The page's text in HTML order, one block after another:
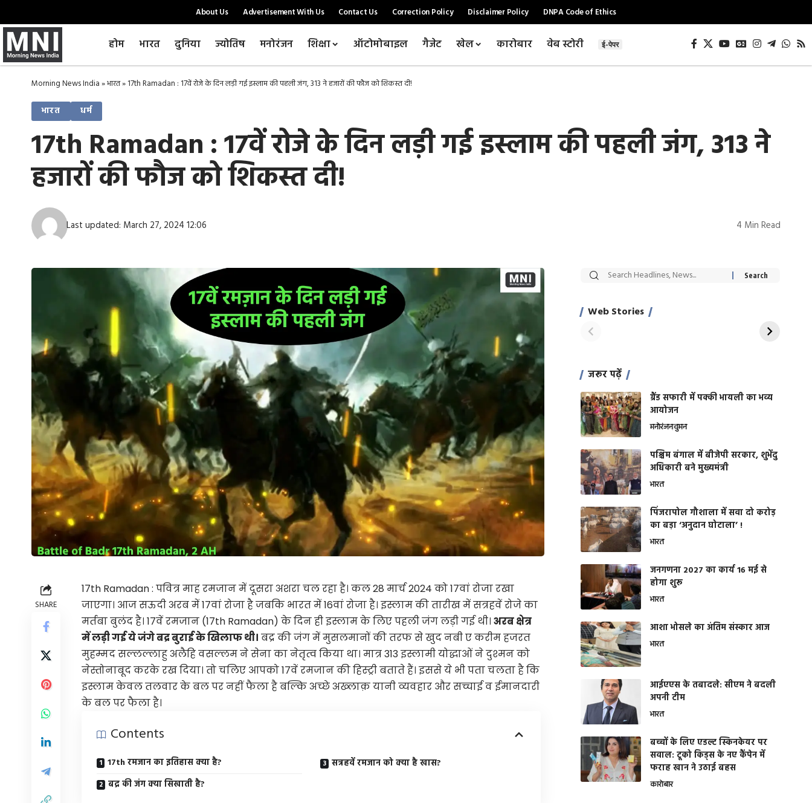
About Us Advertisement With Us Contact Us Correction Policy Disclaimer Policy DNPA Code of Ethics
होम भारत दुनिया ज्योतिष मनोरंजन शिक्षा ऑटोमोबाइल गैजेट खेल कारोबार वेब स्टोरी ई-पेपर
Morning News India»भारत»17th Ramadan : 17वें रोजे के दिन लड़ी गई इस्लाम की पहली जंग, 313 ने हजारों की फौज को शिकस्त दी!
भारत धर्म
17th Ramadan : 17वें रोजे के दिन लड़ी गई इस्लाम की पहली जंग, 313 ने
हजारों की फौज को शिकस्त दी!
Last updated: March 27, 2024 12:06 4 Min Read
SHARE
17th Ramadan : पवित्र माह रमजान में दूसरा अशरा चल रहा है। कल 28 मार्च 2024 को 17वां रोजा रखा
जाएगा। आज सऊदी अरब में 17वां रोजा है जबकि भारत में 16वां रोजा है। इस्लाम की तारीख में सत्रहवें रोजे का
मर्तबा बुलंद है। 17वें रमजान (17th Ramadan) के दिन ही इस्लाम के लिए पहली जंग लड़ी गई थी।अरब क्षेत्र
में लड़ी गई ये जंगे बद्र बुराई के खिलाफ थी। बद्र की जंग में मुसलमानों की तरफ से खुद नबी ए करीम हजरत
मुहम्मद सल्लल्लाहु अलैहि वसल्लम ने सेना का नेतृत्व किया था। मात्र 313 इस्लामी योद्धाओं ने दुश्मन को
नेस्तोनाबूद करके रख दिया। तो चलिए आपको 17वें रमजान की हिस्ट्री बताते हैं। इससे ये भी पता चलता है कि
इस्लाम केवल तलवार के बल पर नहीं फैला है बल्कि अच्छे अख्लाक़ यानी व्यवहार और सच्चाई व ईमानदारी
के बल पर फैला है।
Contents
17th रमजान का इतिहास क्या है?
बद्र की जंग क्या सिखाती है?
सत्रहवें रमजान को क्या है खास?
Web Stories
सट्टेबाजी में अरेस्ट हुए
साहिल खान
रोज एक कच्चे लहसुन
जरूर पढ़ें
ग्रैंड सफारी में पक्की भायली का भव्य
आयोजन
मनोरंजनवुमन
पश्चिम बंगाल में बीजेपी सरकार, शुभेंदु
अधिकारी बने मुख्यमंत्री
भारत
​पिंजरापोल गौशाला में सवा दो करोड़
का बड़ा ‘अनुदान घोटाला’ !
भारत
जनगणना 2027 का कार्य 16 मई से
होगा शुरू
भारत
आशा भोसले का अंतिम संस्कार आज
भारत
आईएएस के तबादले: सीएम ने बदली
अपनी टीम
भारत
बच्चों के लिए एडल्ट स्किनकेयर पर
सवाल: टूको किड्स के नए कैंपेन में
फराह खान ने उठाई बहस
कारोबार